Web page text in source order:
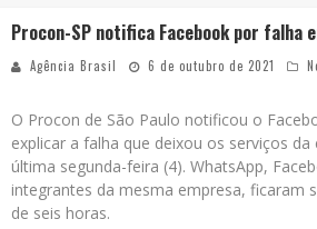
Procon-SP notifica Facebook por falha
Agência Brasil 6 de outubro de 2021
O Procon de São Paulo notificou o
explicar a falha que deixou os serviços
última segunda-feira (4). WhatsApp,
integrantes da mesma empresa, ficaram
de seis horas.